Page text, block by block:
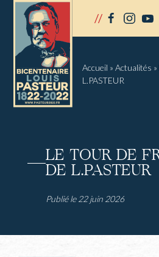
// facebook
Accueil » Actualités »
L.PASTEUR
LE TOUR DE
DE L.PASTEUR
Publié le 22 juin 2026
Panneau de gestion des cookies